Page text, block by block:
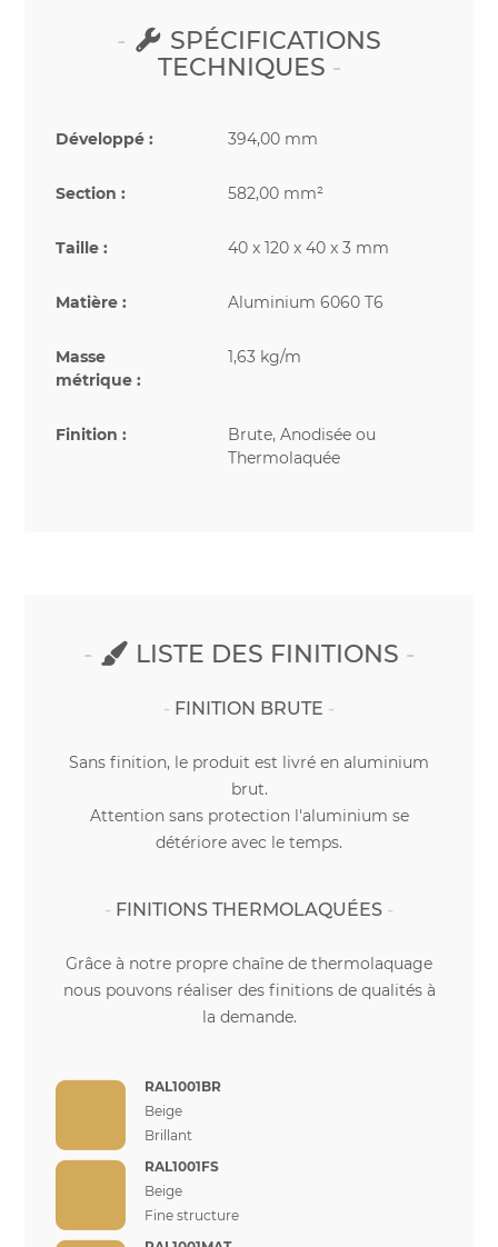
SPÉCIFICATIONS
TECHNIQUES
Développé : 394,00 mm
Section : 582,00 mm²
Taille : 40 x 120 x 40 x 3 mm
Matière : Aluminium 6060 T6
Masse
métrique :
1,63 kg/m
Finition :
Brute, Anodisée ou
Thermolaquée
LISTE DES FINITIONS
FINITION BRUTE
Sans finition, le produit est livré en aluminium
brut.
Attention sans protection l'aluminium se
détériore avec le temps.
FINITIONS THERMOLAQUÉES
Grâce à notre propre chaîne de thermolaquage
nous pouvons réaliser des finitions de qualités à
la demande.
RAL1001BR
Beige
Brillant
RAL1001FS
Beige
Fine structure